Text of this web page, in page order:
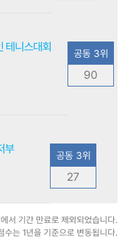
테니스대회
공동 3위
90
부
공동 3위
27
서 기간 만료로 제외되었습니다.
수는 1년을 기준으로 변동됩니다.